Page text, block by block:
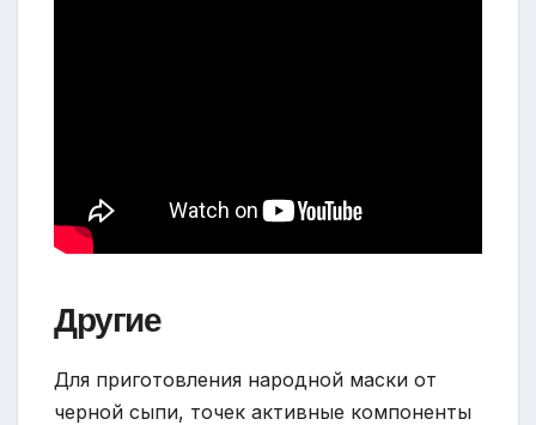
Другие
Для приготовления народной маски от
черной сыпи, точек активные компоненты